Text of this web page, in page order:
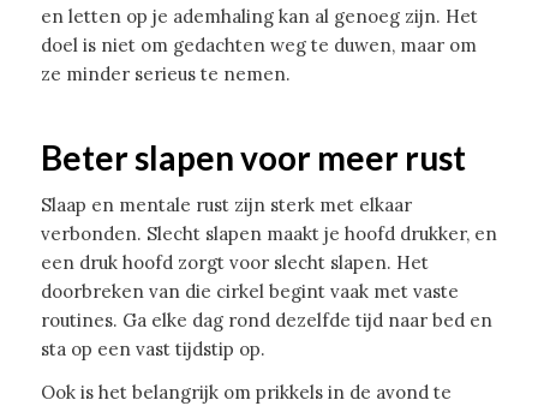
en letten op je ademhaling kan al genoeg zijn. Het
doel is niet om gedachten weg te duwen, maar om
ze minder serieus te nemen.
Beter slapen voor meer rust
Slaap en mentale rust zijn sterk met elkaar
verbonden. Slecht slapen maakt je hoofd drukker, en
een druk hoofd zorgt voor slecht slapen. Het
doorbreken van die cirkel begint vaak met vaste
routines. Ga elke dag rond dezelfde tijd naar bed en
sta op een vast tijdstip op.
Ook is het belangrijk om prikkels in de avond te